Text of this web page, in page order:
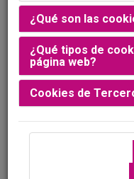
¿Qué son las
¿Qué tipos de
página web?
Cookies de